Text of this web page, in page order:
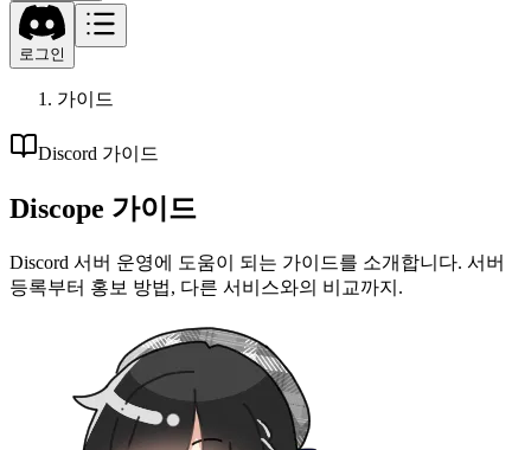
로그인
가이드
Discord 가이드
Discope 가이드
Discord 서버 운영에 도움이 되는 가이드를 소개합니다. 서버
등록부터 홍보 방법, 다른 서비스와의 비교까지.